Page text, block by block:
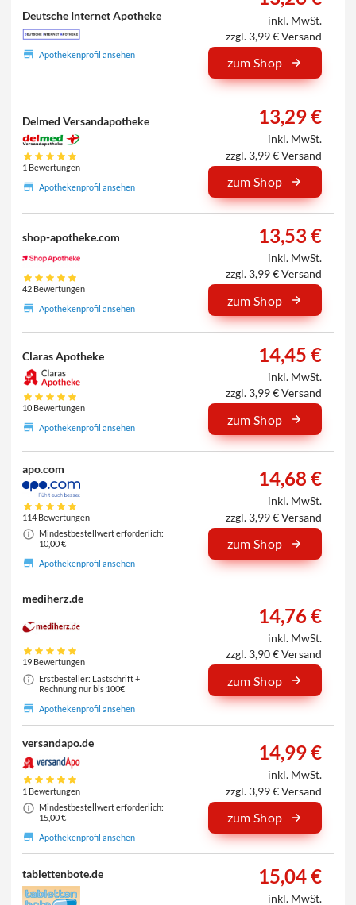
Deutsche Internet Apotheke
Apothekenprofil ansehen
inkl. MwSt.
zzgl. 3,99 € Versand
zum Shop
Delmed Versandapotheke
1 Bewertungen
Apothekenprofil ansehen
13,29 €
inkl. MwSt.
zzgl. 3,99 € Versand
zum Shop
shop-apotheke.com
42 Bewertungen
Apothekenprofil ansehen
13,53 €
inkl. MwSt.
zzgl. 3,99 € Versand
zum Shop
Claras Apotheke
10 Bewertungen
Apothekenprofil ansehen
14,45 €
inkl. MwSt.
zzgl. 3,99 € Versand
zum Shop
apo.com
114 Bewertungen
Mindestbestellwert erforderlich:
10,00 €
Apothekenprofil ansehen
14,68 €
inkl. MwSt.
zzgl. 3,99 € Versand
zum Shop
mediherz.de
19 Bewertungen
Erstbesteller: Lastschrift +
Rechnung nur bis 100€
Apothekenprofil ansehen
14,76 €
inkl. MwSt.
zzgl. 3,90 € Versand
zum Shop
versandapo.de
1 Bewertungen
Mindestbestellwert erforderlich:
15,00 €
Apothekenprofil ansehen
14,99 €
inkl. MwSt.
zzgl. 3,99 € Versand
zum Shop
tablettenbote.de 15,04 €
inkl. MwSt.